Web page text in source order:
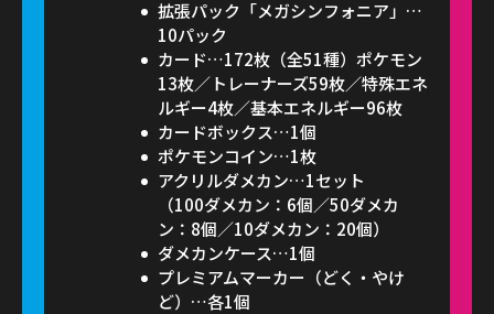
拡張パック「メガシンフォニア」…
10パック
カード…172枚（全51種）ポケモン
13枚／トレーナーズ59枚／特殊エネ
ルギー4枚／基本エネルギー96枚
カードボックス…1個
ポケモンコイン…1枚
アクリルダメカン…1セット
（100ダメカン：6個／50ダメカ
ン：8個／10ダメカン：20個）
ダメカンケース…1個
プレミアムマーカー（どく・やけ
ど）…各1個